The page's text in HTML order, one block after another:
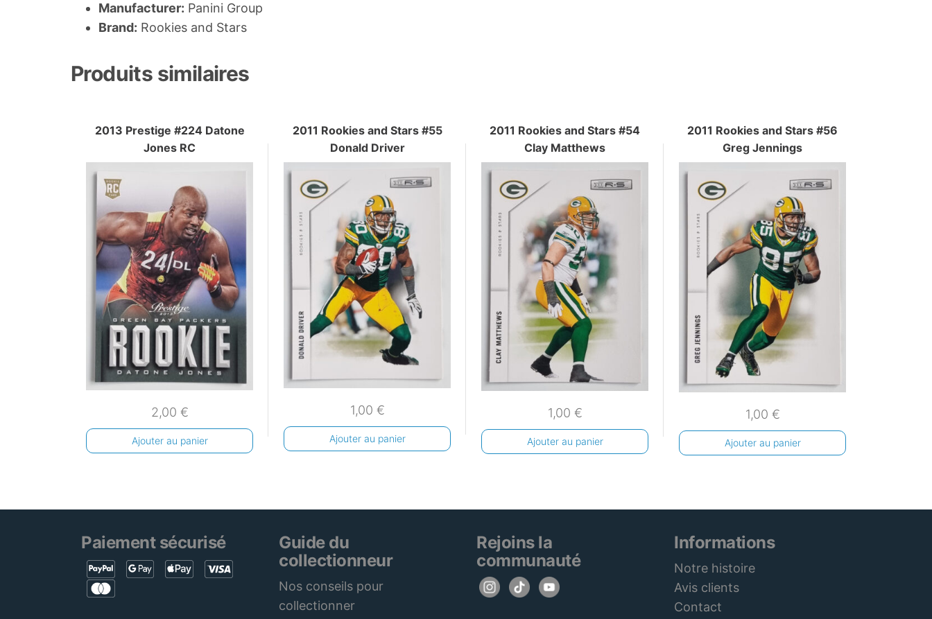
Manufacturer: Panini Group
Brand: Rookies and Stars
Produits similaires
2013 Prestige #224 Datone
Jones RC
2,00 €
Ajouter au panier
2011 Rookies and Stars #55
Donald Driver
1,00 €
Ajouter au panier
2011 Rookies and Stars #54
Clay Matthews
1,00 €
Ajouter au panier
2011 Rookies and Stars #56
Greg Jennings
1,00 €
Ajouter au panier
Paiement sécurisé
Guide du
collectionneur
Nos conseils pour
collectionner
Rejoins la
communauté
Informations
Notre histoire
Avis clients
Contact